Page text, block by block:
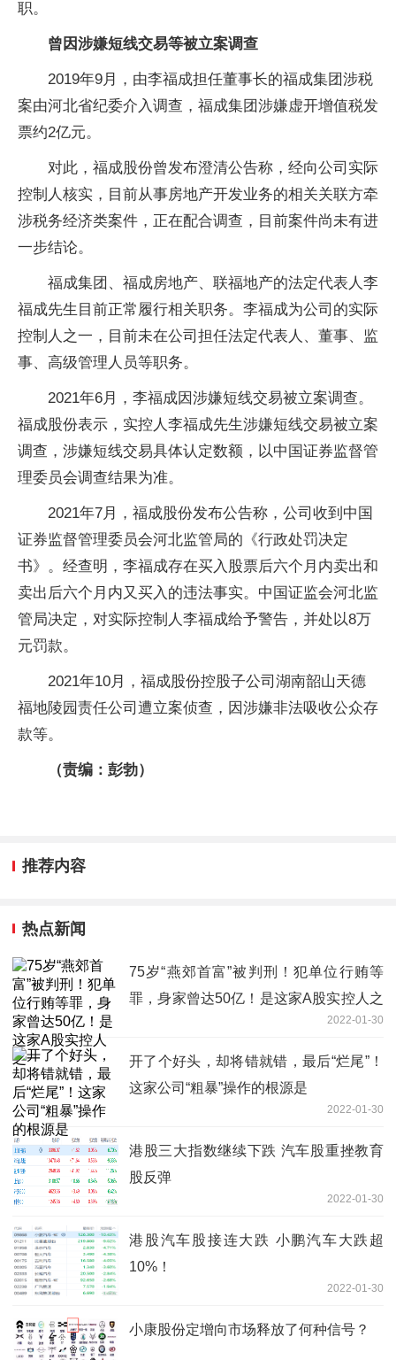
职。
曾因涉嫌短线交易等被立案调查
2019年9月，由李福成担任董事长的福成集团涉税
案由河北省纪委介入调查，福成集团涉嫌虚开增值税发
票约2亿元。
对此，福成股份曾发布澄清公告称，经向公司实际
控制人核实，目前从事房地产开发业务的相关关联方牵
涉税务经济类案件，正在配合调查，目前案件尚未有进
一步结论。
福成集团、福成房地产、联福地产的法定代表人李
福成先生目前正常履行相关职务。李福成为公司的实际
控制人之一，目前未在公司担任法定代表人、董事、监
事、高级管理人员等职务。
2021年6月，李福成因涉嫌短线交易被立案调查。
福成股份表示，实控人李福成先生涉嫌短线交易被立案
调查，涉嫌短线交易具体认定数额，以中国证券监督管
理委员会调查结果为准。
2021年7月，福成股份发布公告称，公司收到中国
证券监督管理委员会河北监管局的《行政处罚决定
书》。经查明，李福成存在买入股票后六个月内卖出和
卖出后六个月内又买入的违法事实。中国证监会河北监
管局决定，对实际控制人李福成给予警告，并处以8万
元罚款。
2021年10月，福成股份控股子公司湖南韶山天德
福地陵园责任公司遭立案侦查，因涉嫌非法吸收公众存
款等。
（责编：彭勃）
推荐内容
热点新闻
75岁“燕郊首富”被判刑！犯单位行贿等
罪，身家曾达50亿！是这家A股实控人之
2022-01-30
开了个好头，却将错就错，最后“烂尾”！
这家公司“粗暴”操作的根源是
2022-01-30
港股三大指数继续下跌 汽车股重挫教育
股反弹
2022-01-30
港股汽车股接连大跌 小鹏汽车大跌超
10%！
2022-01-30
小康股份定增向市场释放了何种信号？